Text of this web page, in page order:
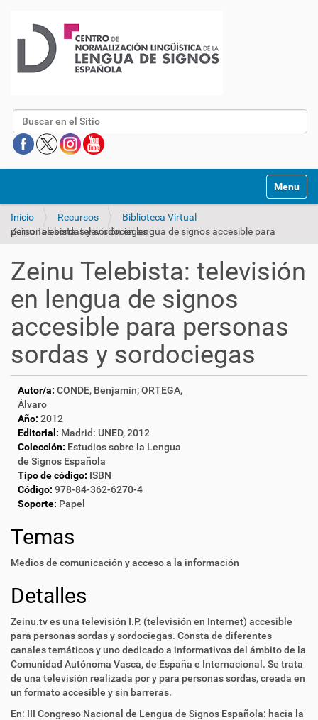
Buscar
Mostrar/
Inicio Recursos
Biblioteca Virtual
Zeinu Telebista: televisión en lengua de signos accesible para personas sordas y sordociegas
Zeinu Telebista: televisión
en lengua de signos
accesible para personas
sordas y sordociegas
Autor/a: CONDE, Benjamín; ORTEGA,
Álvaro
Año: 2012
Editorial: Madrid: UNED, 2012
Colección: Estudios sobre la Lengua
de Signos Española
Tipo de código: ISBN
Código: 978-84-362-6270-4
Soporte: Papel
Temas
Medios de comunicación y acceso a la información
Detalles
Zeinu.tv es una televisión I.P. (televisión en Internet) accesible
para personas sordas y sordociegas. Consta de diferentes
canales temáticos y uno dedicado a informativos del ámbito de la
Comunidad Autónoma Vasca, de España e Internacional. Se trata
de una televisión realizada por y para personas sordas, creada en
un formato accesible y sin barreras.
En: III Congreso Nacional de Lengua de Signos Española: hacia la